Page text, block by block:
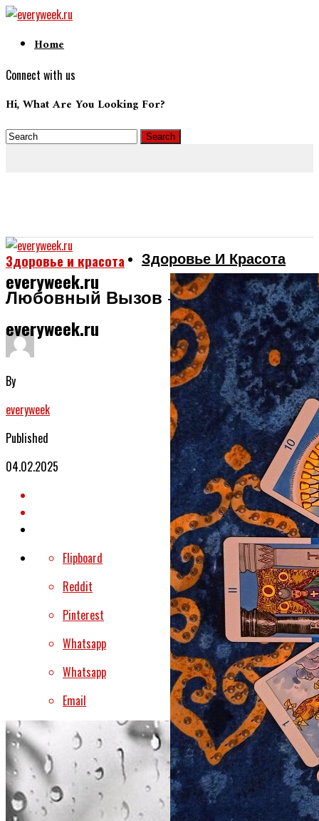
Home
Connect with us
Hi, What Are You Looking For?
everyweek.ru
everyweek.ru
Здоровье И Красота
Здоровье и красота
Любовный Вызов — Привязка
By
everyweek
Published
04.02.2025
Flipboard
Reddit
Pinterest
Whatsapp
Whatsapp
Email